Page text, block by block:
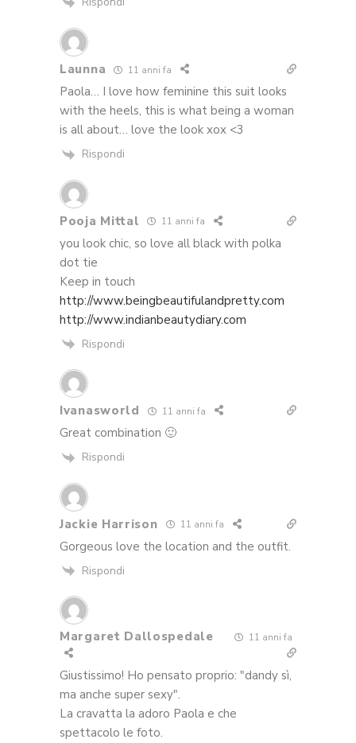
Launna 11 anni fa
Paola… I love how feminine this suit looks
with the heels, this is what being a woman
is all about… love the look xox <3
Rispondi
Pooja Mittal 11 anni fa
you look chic, so love all black with polka
dot tie
Keep in touch
http://www.beingbeautifulandpretty.com
http://www.indianbeautydiary.com
Rispondi
Ivanasworld 11 anni fa
Great combination 🙂
Rispondi
Jackie Harrison 11 anni fa
Gorgeous love the location and the outfit.
Rispondi
Margaret Dallospedale 11 anni fa
Giustissimo! Ho pensato proprio: "dandy sì,
ma anche super sexy".
La cravatta la adoro Paola e che
spettacolo le foto.